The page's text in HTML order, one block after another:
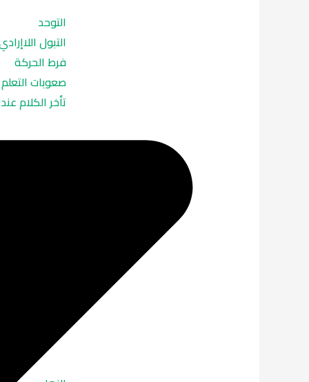
التوحد
التبول
فرط الحركة
صعوبات التعلم
تأخر الكلام
ضعف الانتصاب